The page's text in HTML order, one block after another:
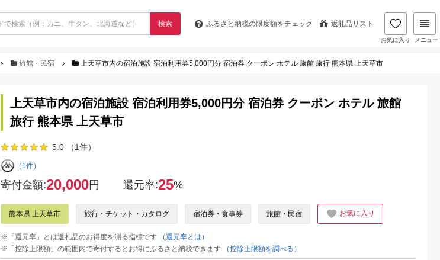
検索 ふるさと納税の限度額をチェック 返礼品リスト
お気に入り メニュー
旅館・民宿 上天草市内の宿泊施設 宿泊利用券5,000円分 宿泊券 クーポン ホテル 旅館 旅行 熊本県 上天草市
上天草市内の宿泊施設 宿泊利用券5,000円分 宿泊券 クーポン ホテル 旅館
旅行 熊本県 上天草市
5.0 （1件）
（1件）
寄付金額:20,000円 還元率:25%
熊本県 上天草市 旅行・チケット・カタログ 宿泊券・食事券 旅館・民宿 お気に入り
※「還元率」とは返礼品のお得度を測る指標です
（還元率とは）
※「控除上限額」の範囲内で寄付するとお得にふるさと納税できます
（控除上限額を調べる）